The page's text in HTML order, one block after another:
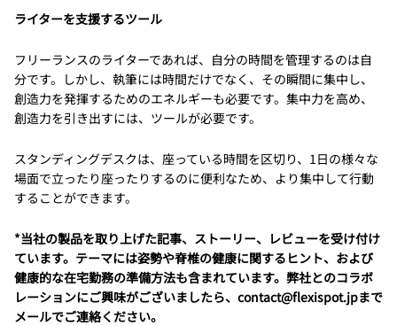
ライターを支援するツール
フリーランスのライターであれば、自分の時間を管理するのは自
分です。しかし、執筆には時間だけでなく、その瞬間に集中し、
創造力を発揮するためのエネルギーも必要です。集中力を高め、
創造力を引き出すには、ツールが必要です。
スタンディングデスクは、座っている時間を区切り、1日の様々な
場面で立ったり座ったりするのに便利なため、より集中して行動
することができます。
*当社の製品を取り上げた記事、ストーリー、レビューを受け付け
ています。テーマには姿勢や脊椎の健康に関するヒント、および
健康的な在宅勤務の準備方法も含まれています。弊社とのコラボ
レーションにご興味がございましたら、contact@flexispot.jpまで
メールでご連絡ください。